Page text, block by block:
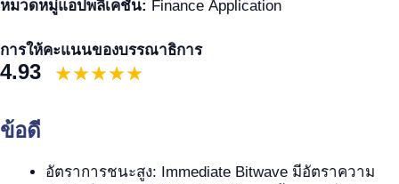
หมวดหมู่แอปพลิเคชัน: Finance Application
การให้คะแนนของบรรณาธิการ
4.93
ข้อดี
อัตราการชนะสูง: Immediate Bitwave มีอัตราความ